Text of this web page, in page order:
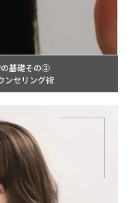
の基礎その②
ンセリング術